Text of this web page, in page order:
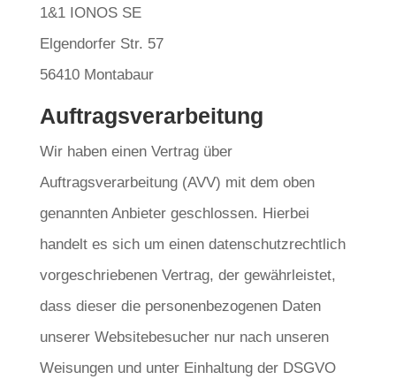
1&1 IONOS SE
Elgendorfer Str. 57
56410 Montabaur
Auftragsverarbeitung
Wir haben einen Vertrag über
Auftragsverarbeitung (AVV) mit dem oben
genannten Anbieter geschlossen. Hierbei
handelt es sich um einen datenschutzrechtlich
vorgeschriebenen Vertrag, der gewährleistet,
dass dieser die personenbezogenen Daten
unserer Websitebesucher nur nach unseren
Weisungen und unter Einhaltung der DSGVO